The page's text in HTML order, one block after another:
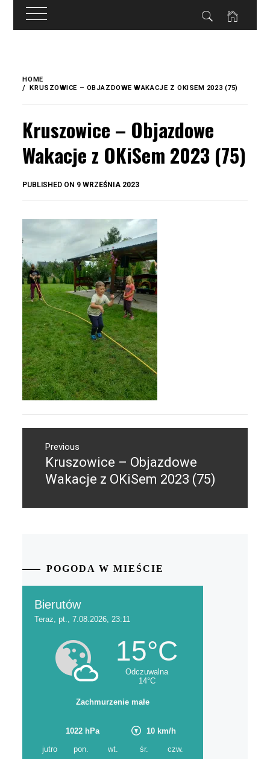
treści
content
HOME
KRUSZOWICE – OBJAZDOWE WAKACJE Z OKISEM 2023 (75)
Kruszowice – Objazdowe
Wakacje z OKiSem 2023 (75)
PUBLISHED ON 9 WRZEŚNIA 2023
wpisuPrevious
Previous
post:
Kruszowice – Objazdowe
Wakacje z OKiSem 2023 (75)
POGODA W MIEŚCIE